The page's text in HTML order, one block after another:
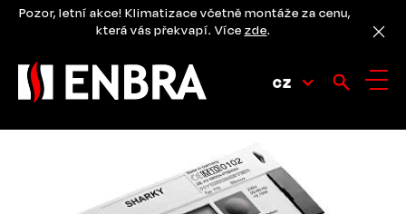
PřejítPozor, letní akce! Klimatizace včetně montáže za cenu,
která vás překvapí. Více zde.
CZ